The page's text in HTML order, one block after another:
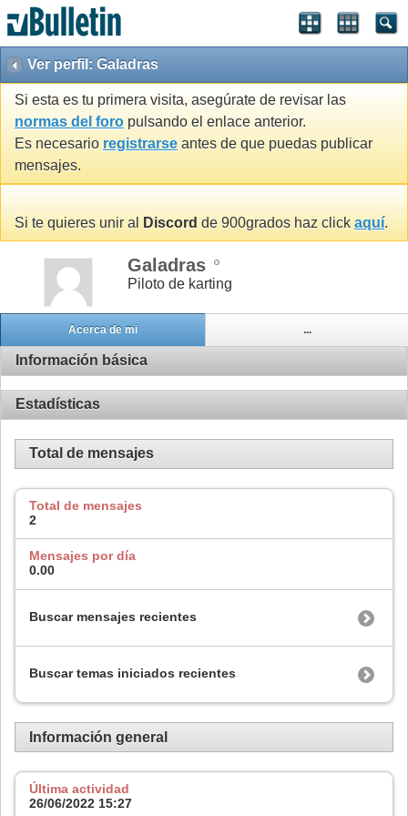
Ver perfil: Galadras
Si esta es tu primera visita, asegúrate de revisar las
normas del foro pulsando el enlace anterior.
Es necesario registrarse antes de que puedas publicar
mensajes.
Si te quieres unir al Discord de 900grados haz click aquí.
Galadras
Piloto de karting
Acerca de mi ...
Información básica
Estadísticas
Total de mensajes
Total de mensajes
2
Mensajes por día
0.00
Buscar mensajes recientes
Buscar temas iniciados recientes
Información general
Última actividad
26/06/2022 15:27